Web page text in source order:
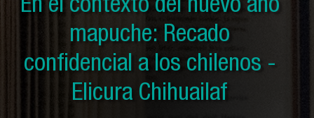
En el contexto del nuevo año
mapuche: Recado
confidencial a los chilenos -
Elicura Chihuailaf
En el contexto del nuevo año
mapuche: Solo por ser indios
y otras crónicas mapuches -
Pedro Cayuqueo
En el contexto del nuevo año
mapuche: Historia secreta
mapuche - Pedro Cayuqueo